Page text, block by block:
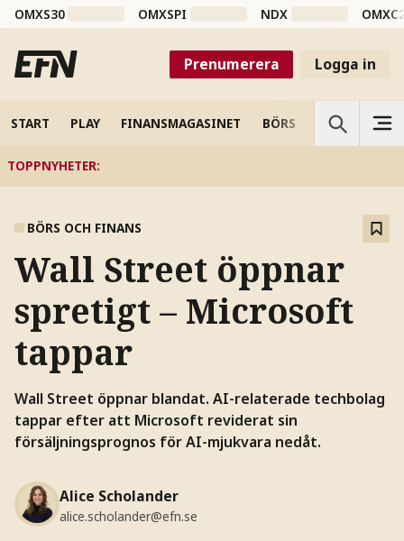
OMXS30 OMXSPI NDX
Prenumerera Logga in
START PLAY FINANSMAGASINET BÖRS VETENSKAP
TOPPNYHETER:
BÖRS OCH FINANS
Wall Street öppnar
spretigt – Microsoft
tappar
Wall Street öppnar blandat. AI-relaterade techbolag
tappar efter att Microsoft reviderat sin
försäljningsprognos för AI-mjukvara nedåt.
Alice Scholander
alice.scholander@efn.se